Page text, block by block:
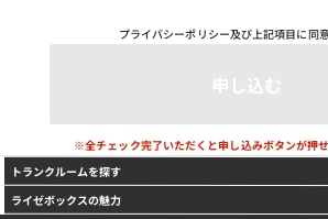
プライバシーポリシー及び上記項目に同
※全チェック完了いただくと申し込みボタンが
トランクルームを探す
ライゼボックスの魅力